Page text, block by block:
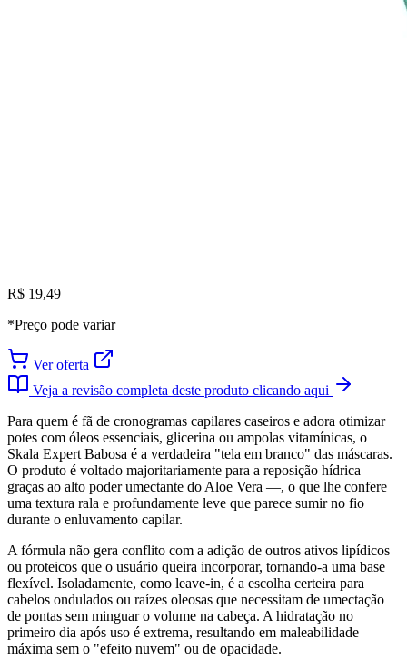
R$ 19,49
*Preço pode variar
Ver oferta
Veja a revisão completa deste produto clicando aqui
Para quem é fã de cronogramas capilares caseiros e adora otimizar
potes com óleos essenciais, glicerina ou ampolas vitamínicas, o
Skala Expert Babosa é a verdadeira "tela em branco" das máscaras.
O produto é voltado majoritariamente para a reposição hídrica —
graças ao alto poder umectante do Aloe Vera —, o que lhe confere
uma textura rala e profundamente leve que parece sumir no fio
durante o enluvamento capilar.
A fórmula não gera conflito com a adição de outros ativos lipídicos
ou proteicos que o usuário queira incorporar, tornando-a uma base
flexível. Isoladamente, como leave-in, é a escolha certeira para
cabelos ondulados ou raízes oleosas que necessitam de umectação
de pontas sem minguar o volume na cabeça. A hidratação no
primeiro dia após uso é extrema, resultando em maleabilidade
máxima sem o "efeito nuvem" ou de opacidade.